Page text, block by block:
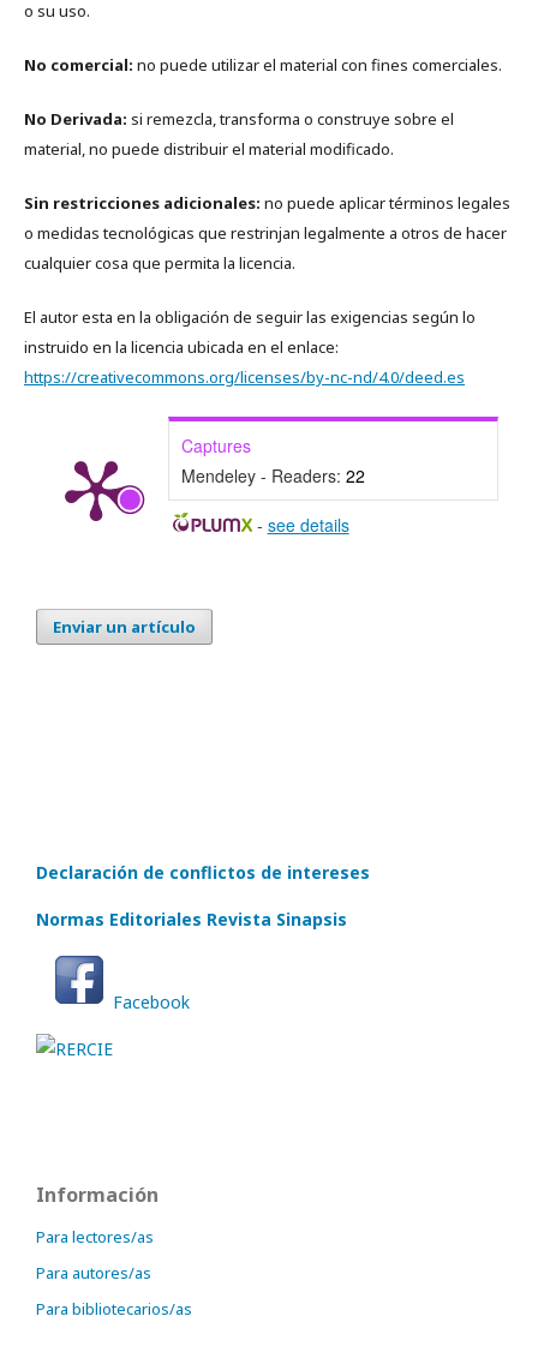
o su uso.
No comercial: no puede utilizar el material con fines comerciales.
No Derivada: si remezcla, transforma o construye sobre el
material, no puede distribuir el material modificado.
Sin restricciones adicionales: no puede aplicar términos legales
o medidas tecnológicas que restrinjan legalmente a otros de hacer
cualquier cosa que permita la licencia.
El autor esta en la obligación de seguir las exigencias según lo
instruido en la licencia ubicada en el enlace:
https://creativecommons.org/licenses/by-nc-nd/4.0/deed.es
Captures
Mendeley - Readers: 22
- see details
Enviar un artículo
Declaración de conflictos de intereses
Normas Editoriales Revista Sinapsis
Facebook
Información
Para lectores/as
Para autores/as
Para bibliotecarios/as